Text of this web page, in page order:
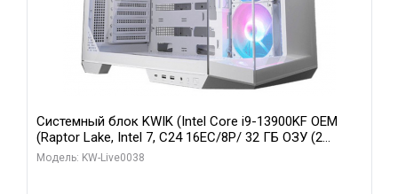
Системный блок KWIK (Intel Core i9-13900KF OEM
(Raptor Lake, Intel 7, C24 16EC/8P/ 32 ГБ ОЗУ (2
модуля)/ Gigabyte RX9070XT GAMING OC 16GB GDDR6
Модель: KW-Live0038